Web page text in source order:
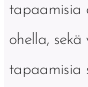
tapaamisia
ohella,
tapaamisia